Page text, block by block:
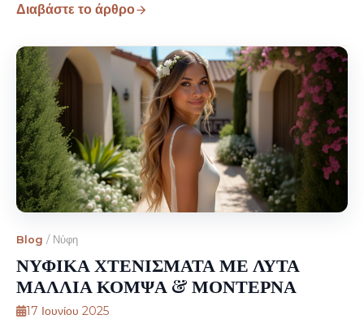
Διαβάστε το άρθρο
Blog / Νύφη
ΝΥΦΙΚΑ ΧΤΕΝΙΣΜΑΤΑ ΜΕ ΛΥΤΑ
ΜΑΛΛΙΑ ΚΟΜΨΑ & ΜΟΝΤΕΡΝΑ
17 Ιουνίου 2025